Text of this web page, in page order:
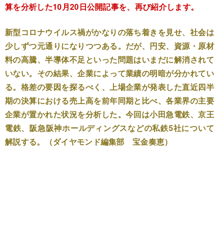
算を分析した10月20日公開記事を、再び紹介します。
新型コロナウイルス禍がかなりの落ち着きを見せ、社会は
少しずつ元通りになりつつある。だが、円安、資源・原材
料の高騰、半導体不足といった問題はいまだに解消されて
いない。その結果、企業によって業績の明暗が分かれてい
る。格差の要因を探るべく、上場企業が発表した直近四半
期の決算における売上高を前年同期と比べ、各業界の主要
企業が置かれた状況を分析した。今回は小田急電鉄、京王
電鉄、阪急阪神ホールディングスなどの私鉄5社について
解説する。（ダイヤモンド編集部 宝金奏恵）